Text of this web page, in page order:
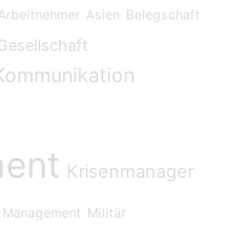
Arbeitnehmer Asien Belegschaft
Krisenmanager
Management Militär